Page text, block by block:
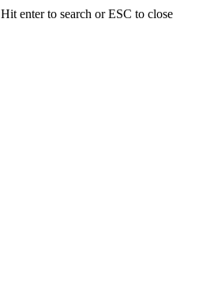
Hit enter to search or ESC to close